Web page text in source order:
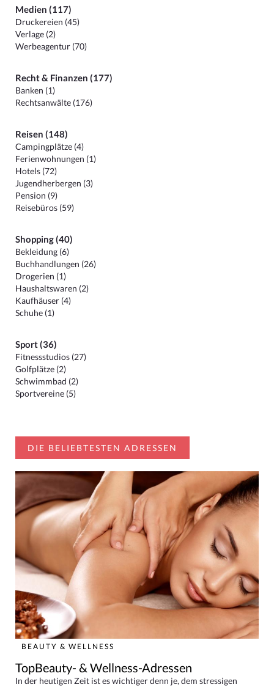
Medien (117)
Druckereien (45)
Verlage (2)
Werbeagentur (70)
Recht & Finanzen (177)
Banken (1)
Rechtsanwälte (176)
Reisen (148)
Campingplätze (4)
Ferienwohnungen (1)
Hotels (72)
Jugendherbergen (3)
Pension (9)
Reisebüros (59)
Shopping (40)
Bekleidung (6)
Buchhandlungen (26)
Drogerien (1)
Haushaltswaren (2)
Kaufhäuser (4)
Schuhe (1)
Sport (36)
Fitnessstudios (27)
Golfplätze (2)
Schwimmbad (2)
Sportvereine (5)
DIE BELIEBTESTEN ADRESSEN
BEAUTY & WELLNESS
TopBeauty- & Wellness-Adressen
In der heutigen Zeit ist es wichtiger denn je, dem stressigen